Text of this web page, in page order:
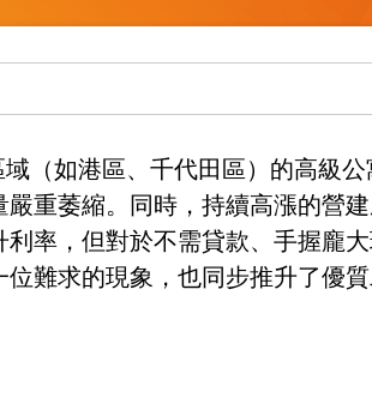
（如港區、千代田區）的高級
重萎縮。同時，持續高漲的營
率，但對於不需貸款、手握龐
難求的現象，也同步推升了優質